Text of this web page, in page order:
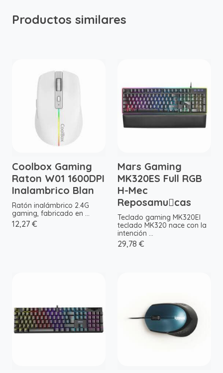
Productos similares
Coolbox Gaming
Raton W01 1600DPI
Inalambrico Blan
Ratón inalámbrico 2.4G
gaming, fabricado en ...
12,27 €
Mars Gaming
MK320ES Full RGB
H-Mec
Reposamucas
Teclado gaming MK320El
teclado MK320 nace con la
intención ...
29,78 €